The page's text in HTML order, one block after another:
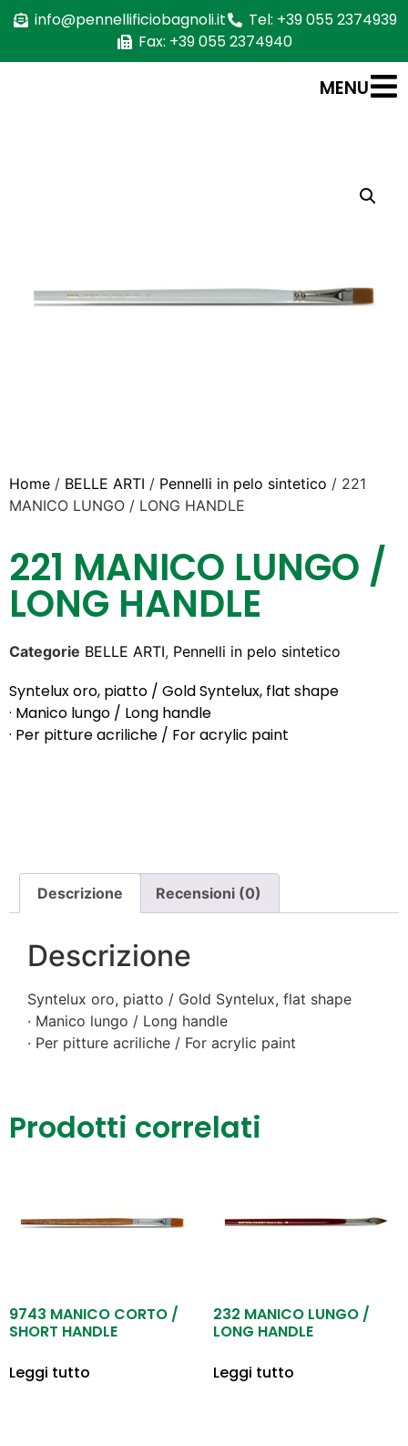
info@pennellificiobagnoli.it
Tel: +39 055 2374939
Fax: +39 055 2374940
MENU
Home / BELLE ARTI / Pennelli in pelo sintetico / 221
MANICO LUNGO / LONG HANDLE
221 MANICO LUNGO /
LONG HANDLE
Categorie BELLE ARTI, Pennelli in pelo sintetico
Syntelux oro, piatto / Gold Syntelux, flat shape
· Manico lungo / Long handle
· Per pitture acriliche / For acrylic paint
Descrizione Recensioni (0)
Descrizione
Syntelux oro, piatto / Gold Syntelux, flat shape
· Manico lungo / Long handle
· Per pitture acriliche / For acrylic paint
Prodotti correlati
9743 MANICO CORTO /
SHORT HANDLE
Leggi tutto
232 MANICO LUNGO /
LONG HANDLE
Leggi tutto